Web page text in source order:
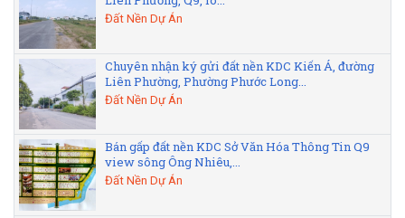
Đất Nền Dự Án
Chuyên nhận ký gửi đất nền KDC Kiến Á, đường
Liên Phường, Phường Phước Long...
Đất Nền Dự Án
Bán gấp đất nền KDC Sở Văn Hóa Thông Tin Q9
view sông Ông Nhiêu,...
Đất Nền Dự Án